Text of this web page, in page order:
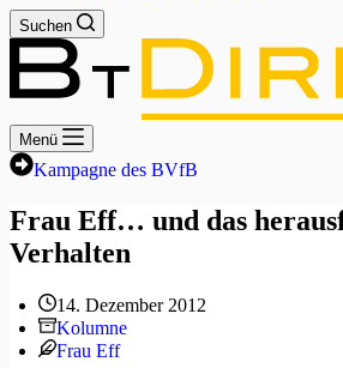
Suchen
Menü
Kampagne des BVfB
Frau Eff… und das
Verhalten
14. Dezember 2012
Kolumne
Frau Eff